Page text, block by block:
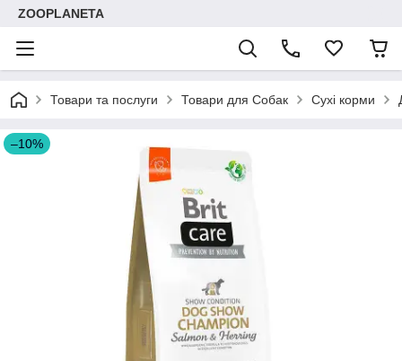
ZOOPLANETA
Товари та послуги Товари для Собак Сухі корми
–10%